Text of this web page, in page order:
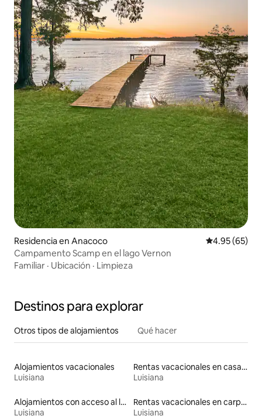
Residencia en Anacoco Calificación
4.95 (65)
Campamento Scamp en el lago Vernon
Familiar · Ubicación · Limpieza
Destinos para explorar
Otros tipos de alojamientos Qué hacer
Alojamientos vacacionales
Luisiana
Rentas vacacionales en casas con inodoro de altura accesible
Luisiana
Alojamientos con acceso al lago
Luisiana
Rentas vacacionales en carpas
Luisiana